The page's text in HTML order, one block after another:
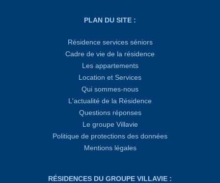
PLAN DU SITE :
Résidence services séniors
Cadre de vie de la résidence
Les appartements
Location et Services
Qui sommes-nous
L'actualité de la Résidence
Questions réponses
Le groupe Villavie
Politique de protections des données
Mentions légales
RÉSIDENCES DU GROUPE VILLAVIE :